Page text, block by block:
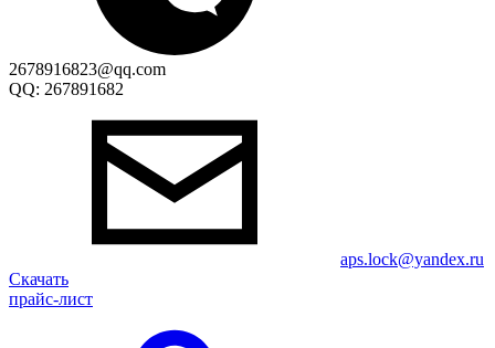
2678916823@qq.com
QQ: 267891682
aps.lock@yandex.ru
Скачать
прайс-лист